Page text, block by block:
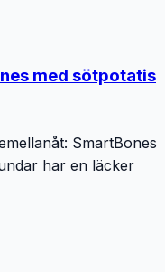
med sötpotatis
SmartBones
har en läcker